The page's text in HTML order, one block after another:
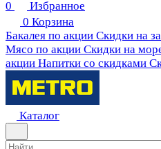
0
Избранное
0 Корзина
Бакалея по акции Скидки на
Мясо по акции Скидки на
акции Напитки со скидками
Каталог